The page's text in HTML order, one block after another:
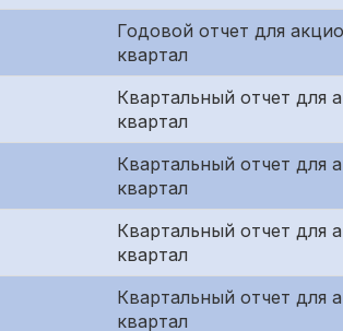
Годовой отчет для
квартал
Квартальный отчет для
квартал
Квартальный отчет для
квартал
Квартальный отчет для
квартал
Квартальный отчет для
квартал